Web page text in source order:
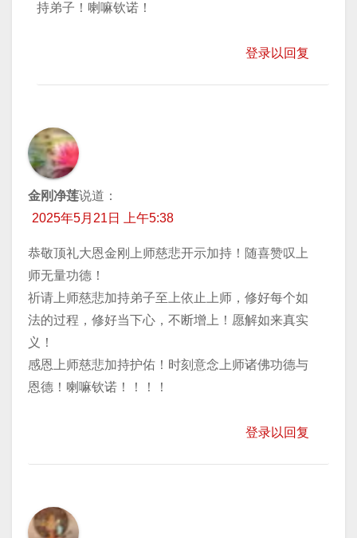
持弟子！喇嘛钦诺！
登录以回复
金刚净莲说道：
2025年5月21日 上午5:38
恭敬顶礼大恩金刚上师慈悲开示加持！随喜赞叹上
师无量功德！
祈请上师慈悲加持弟子至上依止上师，修好每个如
法的过程，修好当下心，不断增上！愿解如来真实
义！
感恩上师慈悲加持护佑！时刻意念上师诸佛功德与
恩德！喇嘛钦诺！！！！
登录以回复